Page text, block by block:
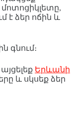
ձեր ոճին և
գնում։
Երևանի
և սկսեք ձեր